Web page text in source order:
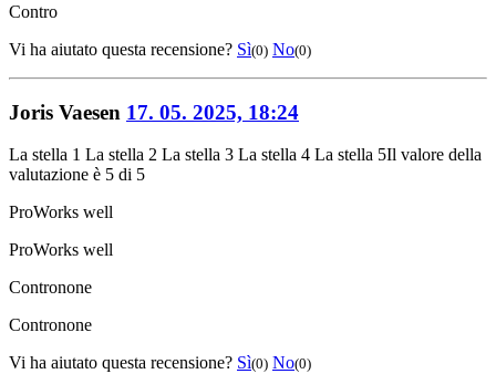
Contro
Vi ha aiutato questa recensione? Sì(0) No(0)
Joris Vaesen 17. 05. 2025, 18:24
La stella 1 La stella 2 La stella 3 La stella 4 La stella 5Il valore della
valutazione è 5 di 5
ProWorks well
ProWorks well
Contronone
Contronone
Vi ha aiutato questa recensione? Sì(0) No(0)